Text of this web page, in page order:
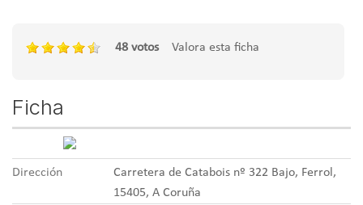
Valora esta ficha
48 votos
Ficha
Dirección
Carretera de Catabois nº 322 Bajo, Ferrol,
15405, A Coruña